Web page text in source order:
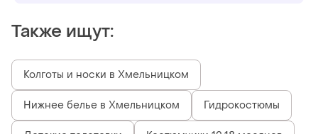
Также ищут:
Колготы и носки в Хмельницком
Нижнее белье в Хмельницком Гидрокостюмы